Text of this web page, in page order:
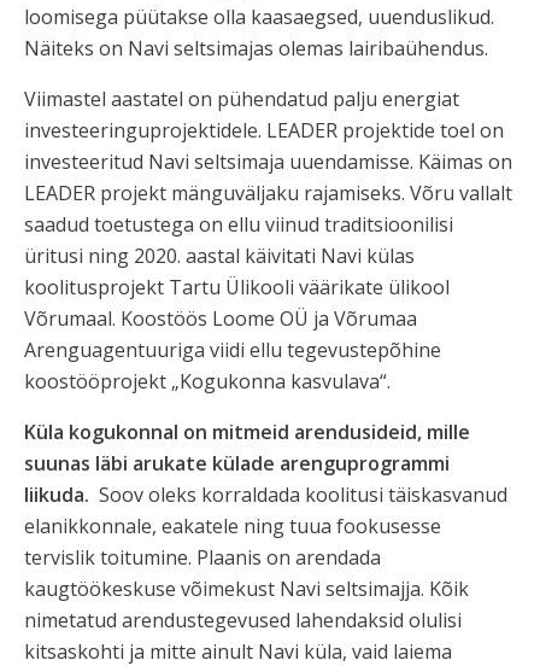
loomisega püütakse olla kaasaegsed, uuenduslikud.
Näiteks on Navi seltsimajas olemas lairibaühendus.
Viimastel aastatel on pühendatud palju energiat
investeeringuprojektidele. LEADER projektide toel on
investeeritud Navi seltsimaja uuendamisse. Käimas on
LEADER projekt mänguväljaku rajamiseks. Võru vallalt
saadud toetustega on ellu viinud traditsioonilisi
üritusi ning 2020. aastal käivitati Navi külas
koolitusprojekt Tartu Ülikooli väärikate ülikool
Võrumaal. Koostöös Loome OÜ ja Võrumaa
Arenguagentuuriga viidi ellu tegevustepõhine
koostööprojekt „Kogukonna kasvulava“.
Küla kogukonnal on mitmeid arendusideid, mille
suunas läbi arukate külade arenguprogrammi
liikuda. Soov oleks korraldada koolitusi täiskasvanud
elanikkonnale, eakatele ning tuua fookusesse
tervislik toitumine. Plaanis on arendada
kaugtöökeskuse võimekust Navi seltsimajja. Kõik
nimetatud arendustegevused lahendaksid olulisi
kitsaskohti ja mitte ainult Navi küla, vaid laiema